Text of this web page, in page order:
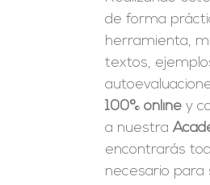
de forma
herramienta,
textos,
100% online y
a nuestra
encontrarás
necesario para